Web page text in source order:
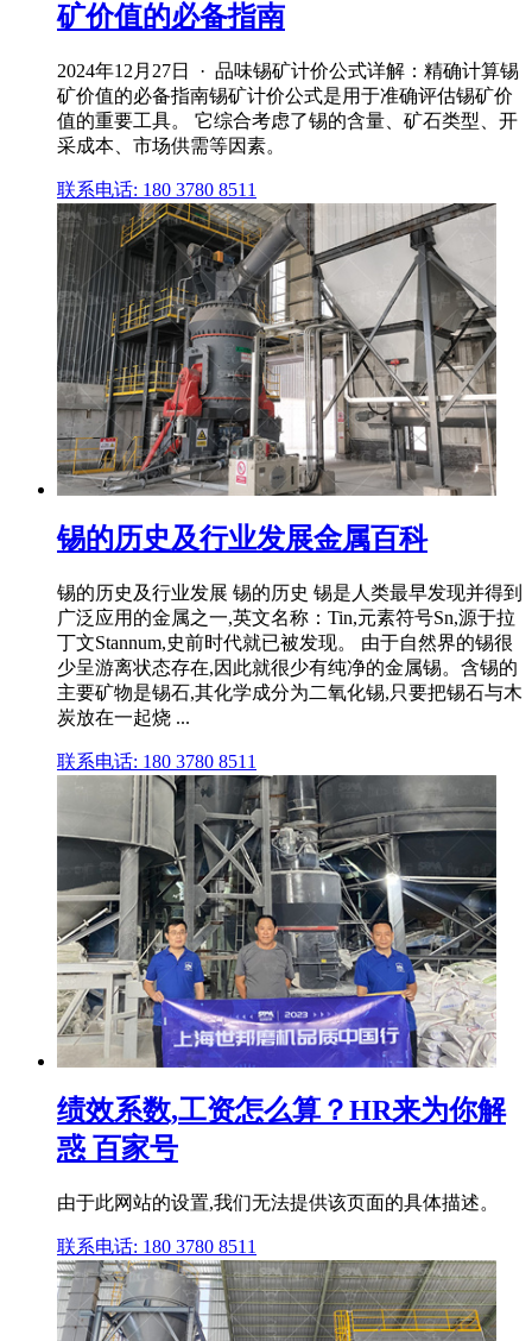
矿价值的必备指南
2024年12月27日 · 品味锡矿计价公式详解：精确计算锡
矿价值的必备指南锡矿计价公式是用于准确评估锡矿价
值的重要工具。 它综合考虑了锡的含量、矿石类型、开
采成本、市场供需等因素。
联系电话: 180 3780 8511
锡的历史及行业发展金属百科
锡的历史及行业发展 锡的历史 锡是人类最早发现并得到
广泛应用的金属之一,英文名称：Tin,元素符号Sn,源于拉
丁文Stannum,史前时代就已被发现。 由于自然界的锡很
少呈游离状态存在,因此就很少有纯净的金属锡。含锡的
主要矿物是锡石,其化学成分为二氧化锡,只要把锡石与木
炭放在一起烧 ...
联系电话: 180 3780 8511
绩效系数,工资怎么算？HR来为你解
惑 百家号
由于此网站的设置,我们无法提供该页面的具体描述。
联系电话: 180 3780 8511